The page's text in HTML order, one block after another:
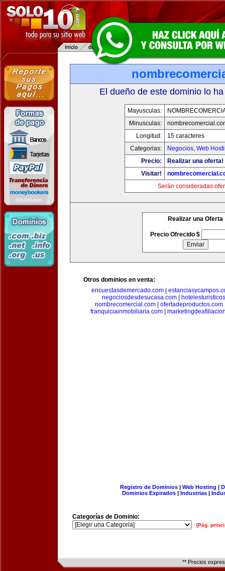
El dueño de este dominio lo
Mayusculas:
Minusculas:
Longitud:
15 caracteres
Categorias:
Negocios, Web
Precio:
Realizar una oferta!
Visitar!
Serán consideradas
Realizar una Oferta
Precio Ofrecido $
Otros dominios en venta:
encuestasdemercado.com
negociosdesdesucasa.com
nombrecomercial.com
ofertadeproductos.com
franquiciainmobiliaria.com
Registro de Dominios| Web Hosting |
Dominios Expirados | Industrias |
Categorías de Dominio:
[Pág.
** Precios